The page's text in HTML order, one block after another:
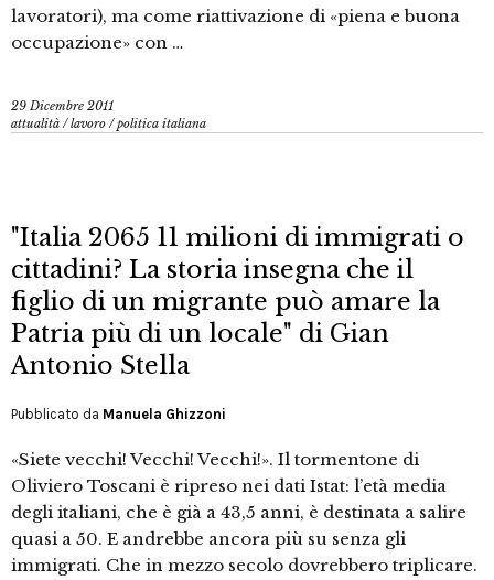
lavoratori), ma come riattivazione di «piena e buona
occupazione» con …
29 Dicembre 2011
attualità /lavoro /politica italiana
"Italia 2065 11 milioni di immigrati o
cittadini? La storia insegna che il
figlio di un migrante può amare la
Patria più di un locale" di Gian
Antonio Stella
Pubblicato da Manuela Ghizzoni
«Siete vecchi! Vecchi! Vecchi!». Il tormentone di
Oliviero Toscani è ripreso nei dati Istat: l’età media
degli italiani, che è già a 43,5 anni, è destinata a salire
quasi a 50. E andrebbe ancora più su senza gli
immigrati. Che in mezzo secolo dovrebbero triplicare.